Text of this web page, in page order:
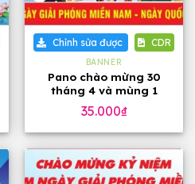
Chỉnh sửa được CDR
BANNER
Pano chào mừng 30
tháng 4 và mùng 1
tháng 5
35.000₫